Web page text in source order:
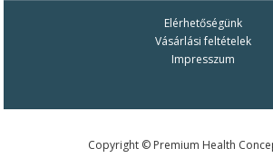
Elérhetőségünk
Vásárlási feltételek
Impresszum
Copyright © Premium Health